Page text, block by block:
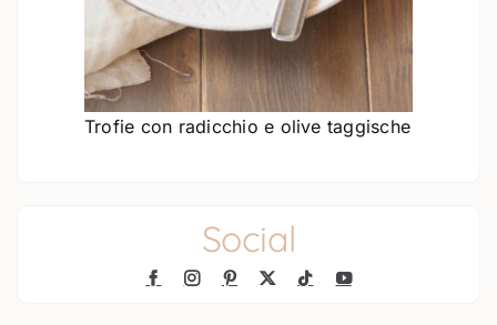
Trofie con radicchio e olive taggische
Social